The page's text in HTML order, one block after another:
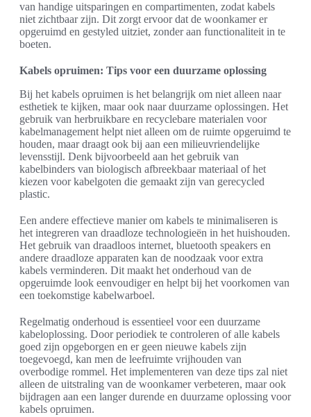
van handige uitsparingen en compartimenten, zodat kabels
niet zichtbaar zijn. Dit zorgt ervoor dat de woonkamer er
opgeruimd en gestyled uitziet, zonder aan functionaliteit in te
boeten.
Kabels opruimen: Tips voor een duurzame oplossing
Bij het kabels opruimen is het belangrijk om niet alleen naar
esthetiek te kijken, maar ook naar duurzame oplossingen. Het
gebruik van herbruikbare en recyclebare materialen voor
kabelmanagement helpt niet alleen om de ruimte opgeruimd te
houden, maar draagt ook bij aan een milieuvriendelijke
levensstijl. Denk bijvoorbeeld aan het gebruik van
kabelbinders van biologisch afbreekbaar materiaal of het
kiezen voor kabelgoten die gemaakt zijn van gerecycled
plastic.
Een andere effectieve manier om kabels te minimaliseren is
het integreren van draadloze technologieën in het huishouden.
Het gebruik van draadloos internet, bluetooth speakers en
andere draadloze apparaten kan de noodzaak voor extra
kabels verminderen. Dit maakt het onderhoud van de
opgeruimde look eenvoudiger en helpt bij het voorkomen van
een toekomstige kabelwarboel.
Regelmatig onderhoud is essentieel voor een duurzame
kabeloplossing. Door periodiek te controleren of alle kabels
goed zijn opgeborgen en er geen nieuwe kabels zijn
toegevoegd, kan men de leefruimte vrijhouden van
overbodige rommel. Het implementeren van deze tips zal niet
alleen de uitstraling van de woonkamer verbeteren, maar ook
bijdragen aan een langer durende en duurzame oplossing voor
kabels opruimen.